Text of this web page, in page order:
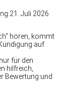
21. Juli 2026
hören, kommt
auf.
für den
hilfreich,
Bewertung und